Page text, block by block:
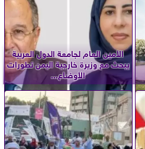
الأمين العام لجامعة الدول العربية
يبحث مع وزيرة خارجية اليمن تطورات
الأوضاع...